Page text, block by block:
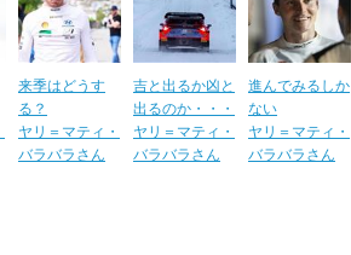
来季はどうす
る？
ヤリ＝マティ・
バラバラさん
吉と出るか凶と
出るのか・・・
ヤリ＝マティ・
バラバラさん
進んでみるしか
ない
ヤリ＝マティ・
バラバラさん